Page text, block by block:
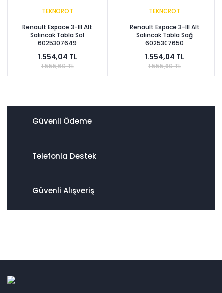
TEKNOROT
Renault Espace 3-III Alt
Salıncak Tabla Sol
6025307649
1.554,04 TL
1.555,60 TL
TEKNOROT
Renault Espace 3-III Alt
Salıncak Tabla Sağ
6025307650
1.554,04 TL
1.555,60 TL
Güvenli Ödeme
Telefonla Destek
Güvenli Alışveriş